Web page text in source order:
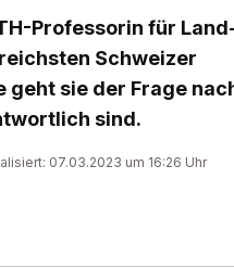
Professorin für
Schweizer
geht sie der Frage
sind.
07.03.2023 um 16:26 Uhr